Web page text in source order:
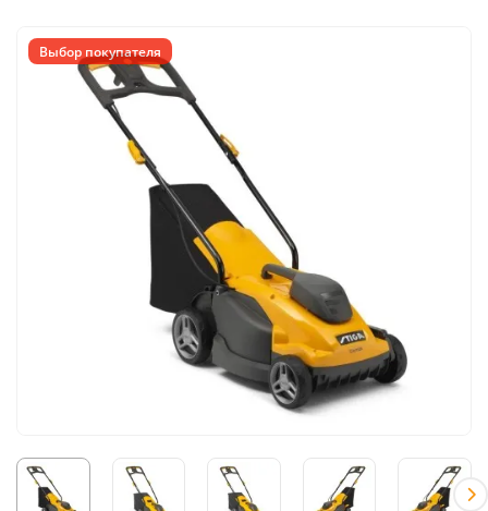
Выбор покупателя